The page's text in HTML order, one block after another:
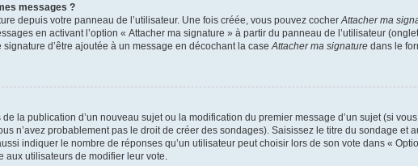
messages ?
depuis votre panneau de l’utilisateur. Une fois créée, vous pouvez cocher Attacher ma
en activant l’option « Attacher ma signature » à partir du panneau de l’utilisateur (onglet
d’être ajoutée à un message en décochant la case Attacher ma signature dans le
la publication d’un nouveau sujet ou la modification du premier message d’un sujet (si
n’avez probablement pas le droit de créer des sondages). Saisissez le titre du sondage
indiquer le nombre de réponses qu’un utilisateur peut choisir lors de son vote dans «
utilisateurs de modifier leur vote.